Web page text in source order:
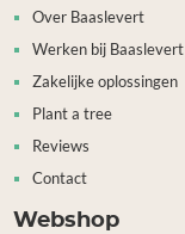
Over Baaslevert
Werken bij Baaslevert
Zakelijke oplossingen
Plant a tree
Reviews
Contact
Webshop